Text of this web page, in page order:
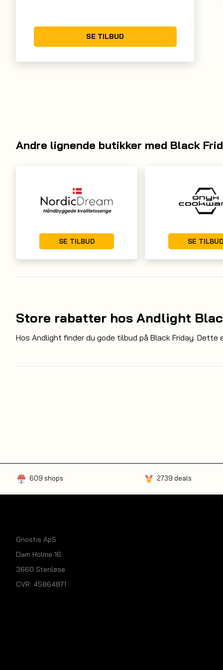
SE TILBUD
Andre lignende butikker med Black
SE TILBUD SE TILBUD
Store rabatter hos Andlight
Hos Andlight finder du gode tilbud på Black Friday.
609 shops 2739 deals
Gnostis ApS
Dam Holme 16
3660 Stenløse
CVR: 45864871